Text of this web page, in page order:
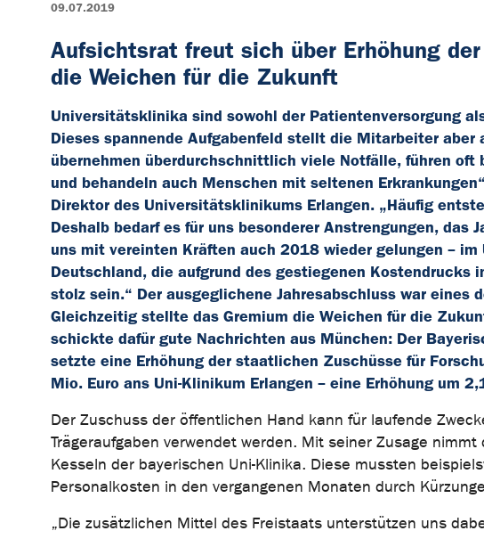
09.07.2019
Aufsichtsrat freut sich über Erhöhung
die Weichen für die Zukunft
Universitätsklinika sind sowohl der Patientenversorgung
Dieses spannende Aufgabenfeld stellt die Mitarbeiter aber
übernehmen überdurchschnittlich viele Notfälle, führen oft
und behandeln auch Menschen mit seltenen
Direktor des Universitätsklinikums Erlangen. „Häufig
Deshalb bedarf es für uns besonderer Anstrengungen,
uns mit vereinten Kräften auch 2018 wieder gelungen –
Deutschland, die aufgrund des gestiegenen
stolz sein.“ Der ausgeglichene Jahresabschluss war eines
Gleichzeitig stellte das Gremium die Weichen für die
schickte dafür gute Nachrichten aus München: Der
setzte eine Erhöhung der staatlichen Zuschüsse für
Mio. Euro ans Uni-Klinikum Erlangen – eine Erhöhung um
Der Zuschuss der öffentlichen Hand kann für laufende
Trägeraufgaben verwendet werden. Mit seiner Zusage
Kesseln der bayerischen Uni-Klinika. Diese mussten
Personalkosten in den vergangenen Monaten durch
„Die zusätzlichen Mittel des Freistaats unterstützen uns